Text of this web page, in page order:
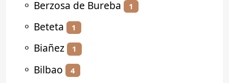
⚬ Berzosa de Bureba 1
⚬ Beteta 1
⚬ Biañez 1
⚬ Bilbao 4